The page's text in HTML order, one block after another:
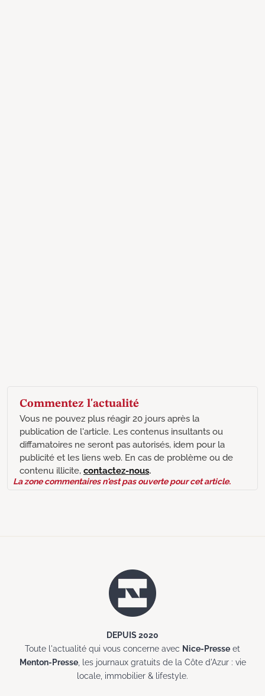
Commentez l'actualité
Vous ne pouvez plus réagir 20 jours après la
publication de l'article. Les contenus insultants ou
diffamatoires ne seront pas autorisés, idem pour la
publicité et les liens web. En cas de problème ou de
contenu illicite, contactez-nous.
La zone commentaires n'est pas ouverte pour cet article.
DEPUIS 2020
Toute l'actualité qui vous concerne avec Nice-Presse et
Menton-Presse, les journaux gratuits de la Côte d'Azur : vie
locale, immobilier & lifestyle.